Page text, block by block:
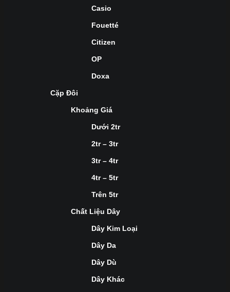
Casio
Fouetté
Citizen
OP
Doxa
Cặp Đôi
Khoảng Giá
Dưới 2tr
2tr – 3tr
3tr – 4tr
4tr – 5tr
Trên 5tr
Chất Liệu Dây
Dây Kim Loại
Dây Da
Dây Dù
Dây Khác